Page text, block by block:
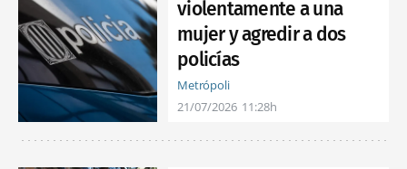
violentamente a una
mujer y agredir a dos
policías
Metrópoli
21/07/2026 11:28h